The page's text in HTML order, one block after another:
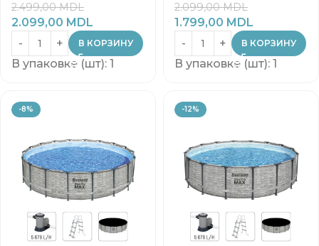
2.499,00MDL
2.099,00 MDL
В КОРЗИНУ
В упаковке (шт): 1
2.099,00MDL
1.799,00 MDL
В КОРЗИНУ
В упаковке (шт): 1
-8% -12%